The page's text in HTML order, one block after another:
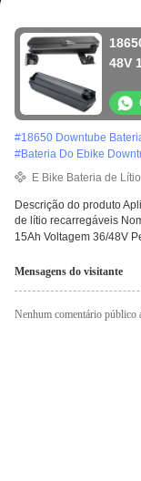
48V
#18650 Downtube
#Bateria Do Ebike
E Bike Bateria de Lítio
Descrição do produto
de lítio recarregáveis
15Ah Voltagem 36/48V
Mensagens do visitante
Nenhum comentário público